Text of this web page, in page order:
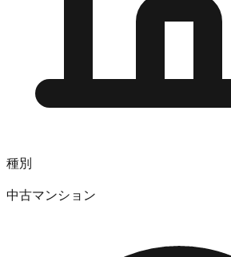
種別
中古マンション